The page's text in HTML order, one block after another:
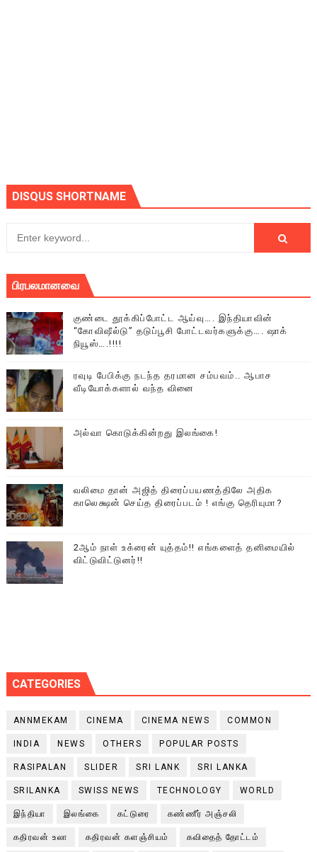
DISQUS SHORTNAME
பிரபலமானவை
குண்டை தூக்கிப்போட்ட ஆய்வு…. இந்தியாவின்
“கோவிஷீல்டு” தடுப்பூசி போட்டவர்களுக்கு…. ஷாக்
நியூஸ்….!!!!
ரவுடி பேபிக்கு நடந்த தரமான சம்பவம்.. ஆபாச
வீடியோக்களால் வந்த வினை
அல்வா கொடுக்கின்றது இலங்கை!
வலிமை தான் அஜித் திரைப்பயணத்திலே அதிக
காலெக்ஷன் செய்த திரைப்படம் ! எங்கு தெரியுமா?
2ஆம் நாள் உக்ரைன் யுத்தம்!! எங்களைத் தனிமையில்
விட்டுவிட்டுனர்!!
CATEGORIES
ANNMEKAM CINEMA CINEMA NEWS COMMON
INDIA NEWS OTHERS POPULAR POSTS
RASIPALAN SLIDER SRI LANK SRI LANKA
SRILANKA SWISS NEWS TECHNOLOGY WORLD
இந்தியா இலங்கை கட்டுரை கண்ணீர் அஞ்சலி
கதிரவன் உலா கதிரவன் களஞ்சியம் கவிதைத் தோட்டம்